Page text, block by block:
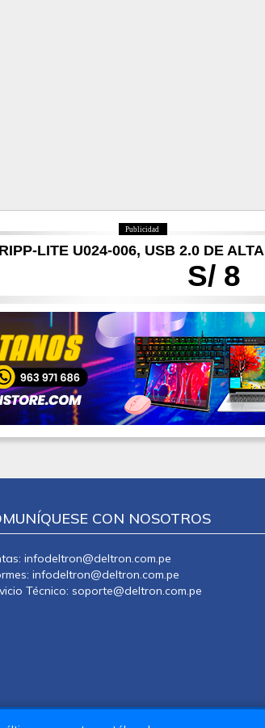
Publicidad
S/ 8
LITE U024-006, USB 2.0 DE ALTA
CON NOSOTROS
infodeltron@deltron.com.pe
infodeltron@deltron.com.pe
Técnico: soporte@deltron.com.pe